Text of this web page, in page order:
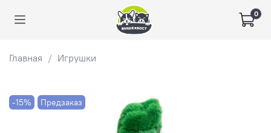
0
Главная Игрушки
-15% Предзаказ